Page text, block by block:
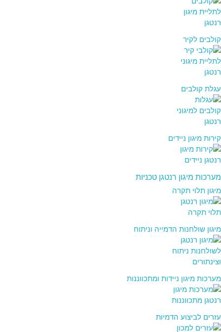
קולבים לקיר
עגלת קולבים
קירות מיגון ניידים
מערכות מיגון רנטגן טכניות
מיגון תלוי תקרה
מיגון שולחנות הדמייה וניתוח
מערכות מיגון ניידות ומתכווננות
עזרים לביצוע הדמיות